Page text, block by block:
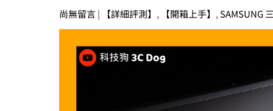
尚無留言| 【詳細評測】 , 【開箱上手】 , SAMSUNG